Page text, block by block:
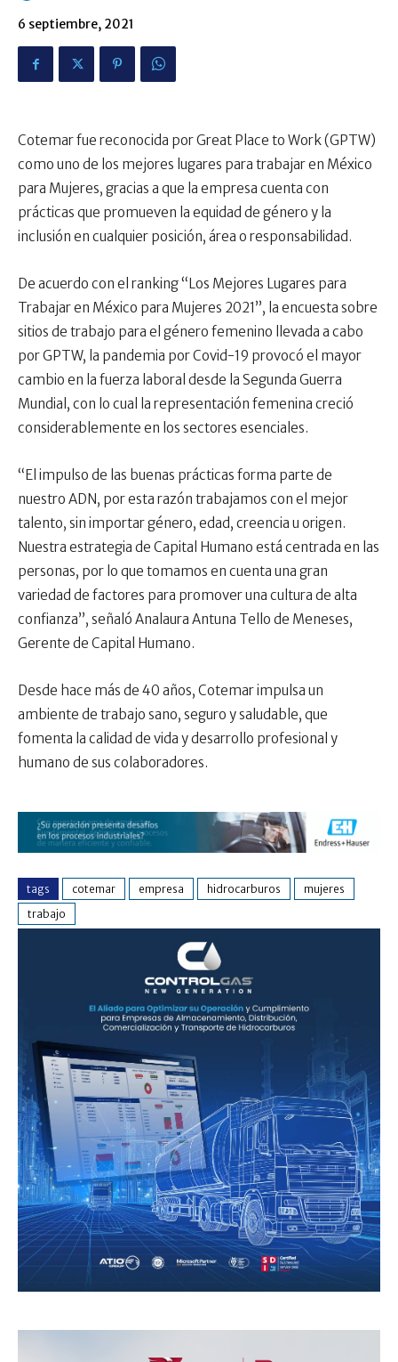
6 septiembre, 2021
Cotemar fue reconocida por Great Place to Work (GPTW)
como uno de los mejores lugares para trabajar en México
para Mujeres, gracias a que la empresa cuenta con
prácticas que promueven la equidad de género y la
inclusión en cualquier posición, área o responsabilidad.
De acuerdo con el ranking “Los Mejores Lugares para
Trabajar en México para Mujeres 2021”, la encuesta sobre
sitios de trabajo para el género femenino llevada a cabo
por GPTW, la pandemia por Covid-19 provocó el mayor
cambio en la fuerza laboral desde la Segunda Guerra
Mundial, con lo cual la representación femenina creció
considerablemente en los sectores esenciales.
“El impulso de las buenas prácticas forma parte de
nuestro ADN, por esta razón trabajamos con el mejor
talento, sin importar género, edad, creencia u origen.
Nuestra estrategia de Capital Humano está centrada en las
personas, por lo que tomamos en cuenta una gran
variedad de factores para promover una cultura de alta
confianza”, señaló Analaura Antuna Tello de Meneses,
Gerente de Capital Humano.
Desde hace más de 40 años, Cotemar impulsa un
ambiente de trabajo sano, seguro y saludable, que
fomenta la calidad de vida y desarrollo profesional y
humano de sus colaboradores.
tags cotemar empresa hidrocarburos
mujeres
trabajo